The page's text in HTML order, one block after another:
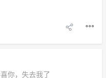
你，失去我了